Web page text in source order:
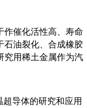
作催化活性高、寿命
石油裂化、合成橡胶
究用稀土金属作为汽
导体的研究和应用